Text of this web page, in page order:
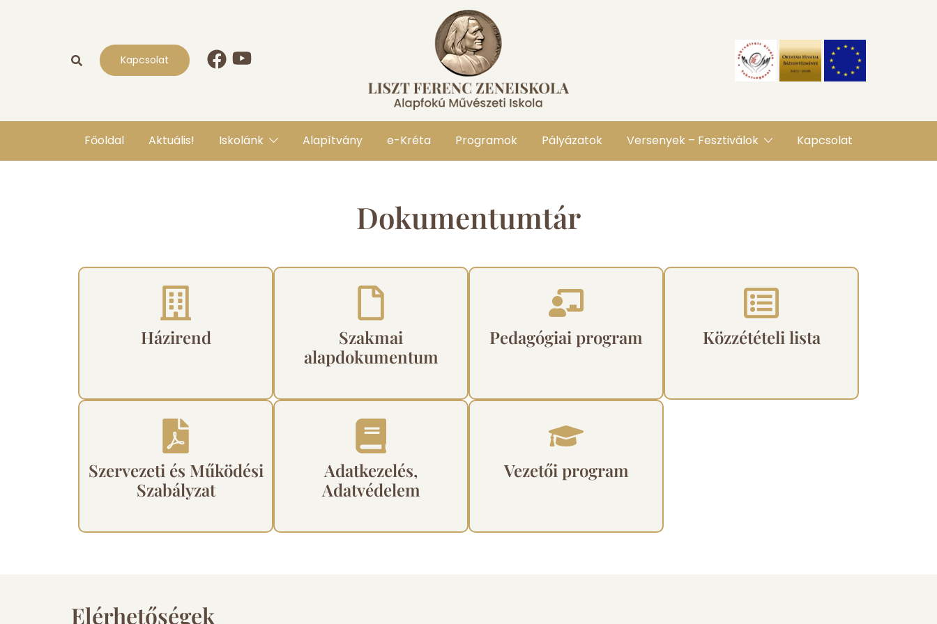
Kapcsolat
Főoldal Aktuális! Iskolánk Alapítvány e-Kréta Programok Pályázatok Versenyek – Fesztiválok Kapcsolat
Dokumentumtár
Házirend
Szakmai
alapdokumentum
Pedagógiai program Közzétételi lista
Szervezeti és Működési
Szabályzat
Adatkezelés,
Adatvédelem
Vezetői program
Elérhetőségek